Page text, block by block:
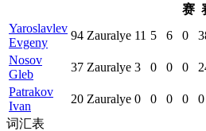
赛
Yaroslavlev
Evgeny
94 Zauralye 11 5 6 0
Nosov
Gleb
37 Zauralye 3 0 0 0
Patrakov
Ivan
20 Zauralye 0 0 0 0 0
词汇表